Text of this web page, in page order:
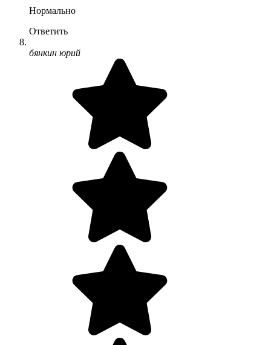
Нормально
Ответить
бянкин юрий